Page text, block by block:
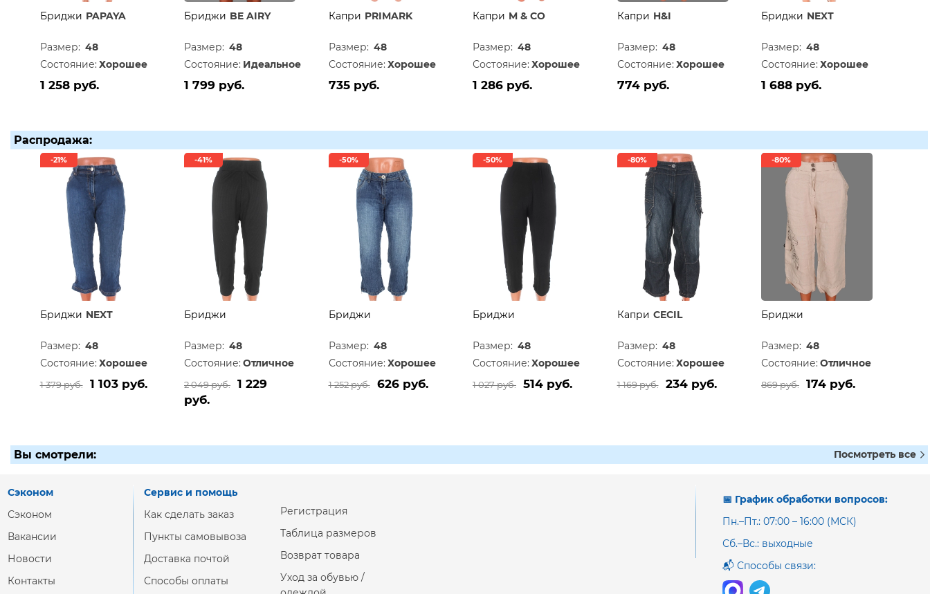
Бриджи PAPAYA
Размер: 48
Состояние: Хорошее
1 258 руб.
Бриджи BE AIRY
Размер: 48
Состояние: Идеальное
1 799 руб.
Капри PRIMARK
Размер: 48
Состояние: Хорошее
735 руб.
Капри M & CO
Размер: 48
Состояние: Хорошее
1 286 руб.
Капри H&I
Размер: 48
Состояние: Хорошее
774 руб.
Бриджи NEXT
Размер: 48
Состояние: Хорошее
1 688 руб.
Распродажа:
-21%
Бриджи NEXT
Размер: 48
Состояние: Хорошее
1 379 руб. 1 103 руб.
-41%
Бриджи
Размер: 48
Состояние: Отличное
2 049 руб.
1 229
руб.
-50%
Бриджи
Размер: 48
Состояние: Хорошее
1 252 руб. 626 руб.
-50%
Бриджи
Размер: 48
Состояние: Хорошее
1 027 руб. 514 руб.
-80%
Капри CECIL
Размер: 48
Состояние: Хорошее
1 169 руб. 234 руб.
-80%
Бриджи
Размер: 48
Состояние: Отличное
869 руб. 174 руб.
Вы смотрели: Посмотреть все
📅 График обработки вопросов:
Пн.–Пт.: 07:00 – 16:00 (МСК)
Сб.–Вс.: выходные
📬 Способы связи:
Сэконом
Сэконом
Вакансии
Новости
Контакты
Сервис и помощь
Как сделать заказ
Пункты самовывоза
Доставка почтой
Способы оплаты
Регистрация
Таблица размеров
Возврат товара
Уход за обувью /